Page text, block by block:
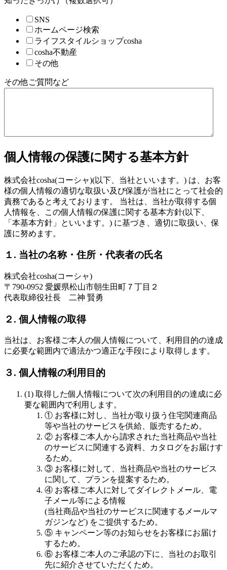
SNS
ホームページ検索
ライフスタイルショップcosha
cosha不動産
その他
その他ご質問など
個人情報の保護に関する基本方針
株式会社cosha(コーシャ)(以下、当社といいます。) は、お客
様の個人情報の適切な取扱い及び保護が当社にとって社会的
責務であると考えております。 当社は、当社が取得する個
人情報を、この個人情報の保護に関する基本方針(以下、
「本基本方針」といいます。) に基づき、適切に取扱い、保
護に努めます。
１. 当社の名称・住所・代表者の氏名
株式会社cosha(コーシャ)
〒790-0952 愛媛県松山市朝生田町７丁目２
代表取締役社長 二神 賢勇
２. 個人情報の取得
当社は、お客様ご本人の個人情報について、利用目的の達成
に必要な範囲内で適法かつ適正な手段により取得します。
３. 個人情報の利用目的
(1) 取得した個人情報について次の利用目的の達成に必
要な範囲内で利用します。
① お客様に対し、当社が取り扱う住宅関連商品
等や当社のサービスを供給、販売するため。
② お客様ご本人から請求された当社商品や当社
のサービスに関連する資料、カタログをお届けす
るため。
③ お客様に対して、当社商品や当社のサービス
に関して、プランを提案するため。
④ お客様ご本人に対してダイレクトメール、電
子メール等による情報
(当社商品や当社のサービスに関連するメールマ
ガジンなど) をご提供するため。
⑤ キャンペーン等のお知らせをお客様にお届け
するため。
⑥ お客様ご本人のご承認の下に、当社のお取引
先に紹介させていただくため。